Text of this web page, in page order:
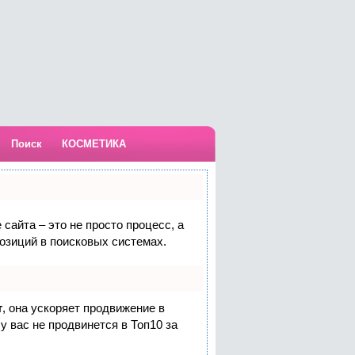
Поиск КОСМЕТИКА
– это не просто процесс, а
в поисковых системах.
, она ускоряет продвижение в
вас не продвинется в Топ10 за